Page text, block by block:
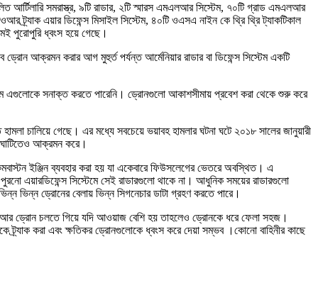
আর্টিলারি সমরাস্ত্র, ৯টি রাডার, ২টি স্মারস এমএলআর সিস্টেম, ৭০টি গ্রাড এমএলআর
ট্র্যাক এয়ার ডিফেন্স মিসাইল সিস্টেম, ৪০টি ওএসএ নাইন কে থ্রি থ্রি ট্যাকটিকাল
পুরোপুরি ধ্বংস হয়ে গেছে।
আক্রমন করার আগ মুহুর্ত পর্যন্ত আর্মেনিয়ার রাডার বা ডিফেন্স সিস্টেম একটি
এগুলোকে সনাক্ত করতে পারেনি। ড্রোনগুলো আকাশসীমায় প্রবেশ করা থেকে শুরু করে
চালিয়ে গেছে। এর মধ্যে সবচেয়ে ভয়াবহ হামলার ঘটনা ঘটে ২০১৮ সালের জানুয়ারী
ঘাটিতেও আক্রমন করে।
ইঞ্জিন ব্যবহার করা হয় যা একেবারে ফিউসলেগের ভেতরে অবস্থিত। এ
সিস্টেমে সেই রাডারগুলো থাকে না। আধুনিক সময়ের রাডারগুলো
ভিন্ন ড্রোনের বেলায় ভিন্ন সিগনেচার ডাটা গ্রহণ করতে পারে।
ড্রোন চলতে গিয়ে যদি আওয়াজ বেশি হয় তাহলেও ড্রোনকে ধরে ফেলা সহজ।
করা এবং ক্ষতিকর ড্রোনগুলোকে ধ্বংস করে দেয়া সম্ভব ।কোনো বাহিনীর কাছে